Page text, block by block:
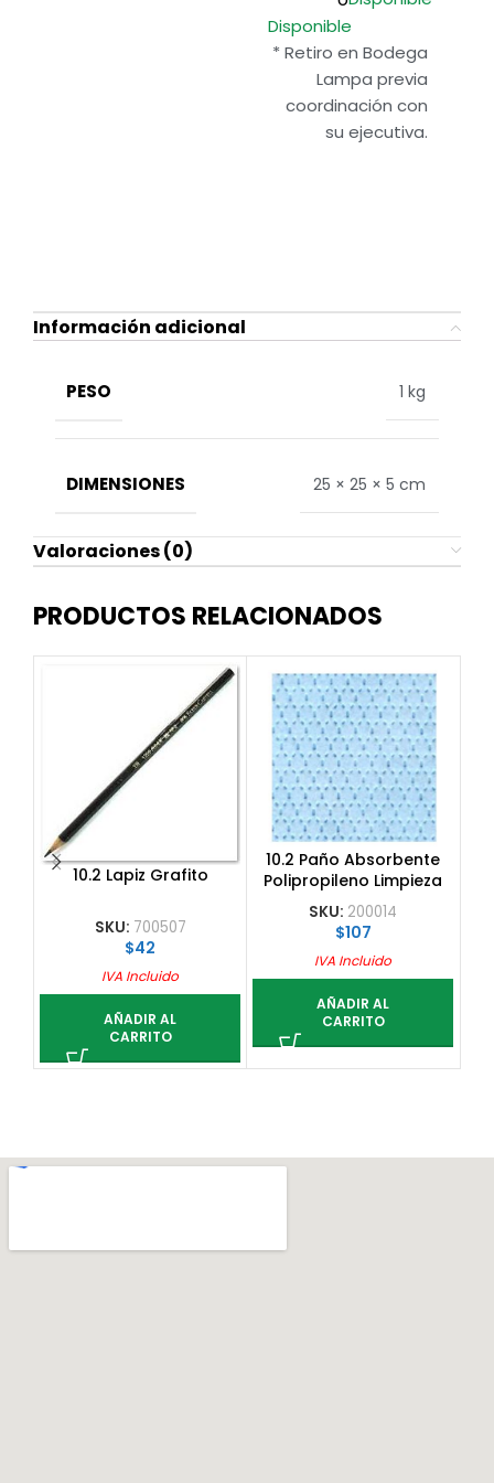
Disponible
* Retiro en Bodega
Lampa previa
coordinación con
su ejecutiva.
Información adicional
PESO 1 kg
DIMENSIONES 25 × 25 × 5 cm
Valoraciones (0)
PRODUCTOS RELACIONADOS
10.2 Lapiz Grafito
SKU: 700507
$42
IVA Incluido
AÑADIR AL
CARRITO
10.2 Paño Absorbente
Polipropileno Limpieza
57 L, 0.32X0.38
SKU: 200014
$107
IVA Incluido
AÑADIR AL
CARRITO